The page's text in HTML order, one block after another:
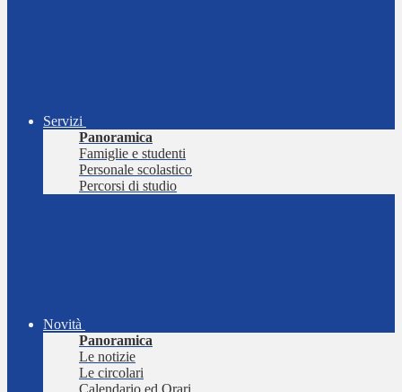
Servizi
Panoramica
Famiglie e studenti
Personale scolastico
Percorsi di studio
Novità
Panoramica
Le notizie
Le circolari